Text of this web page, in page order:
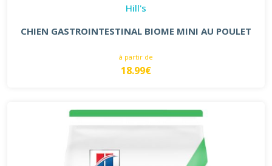
Hill's
CHIEN GASTROINTESTINAL BIOME MINI AU POULET
à partir de
18.99€